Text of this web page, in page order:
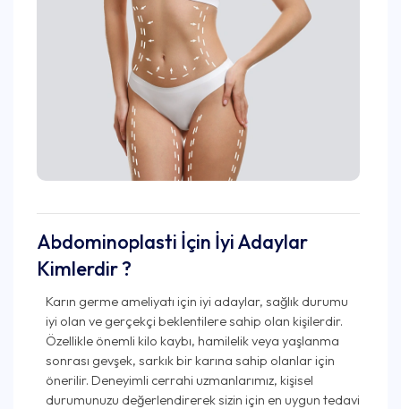
Abdominoplasti İçin İyi Adaylar
Kimlerdir ?
Karın germe ameliyatı için iyi adaylar, sağlık durumu
iyi olan ve gerçekçi beklentilere sahip olan kişilerdir.
Özellikle önemli kilo kaybı, hamilelik veya yaşlanma
sonrası gevşek, sarkık bir karına sahip olanlar için
önerilir. Deneyimli cerrahi uzmanlarımız, kişisel
durumunuzu değerlendirerek sizin için en uygun tedavi